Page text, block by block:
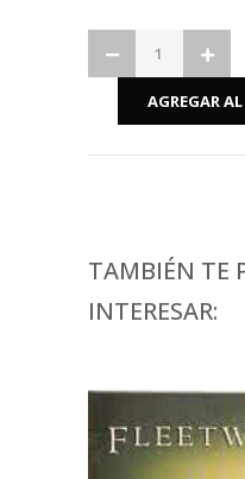
TAMBIÉN TE
INTERESAR: